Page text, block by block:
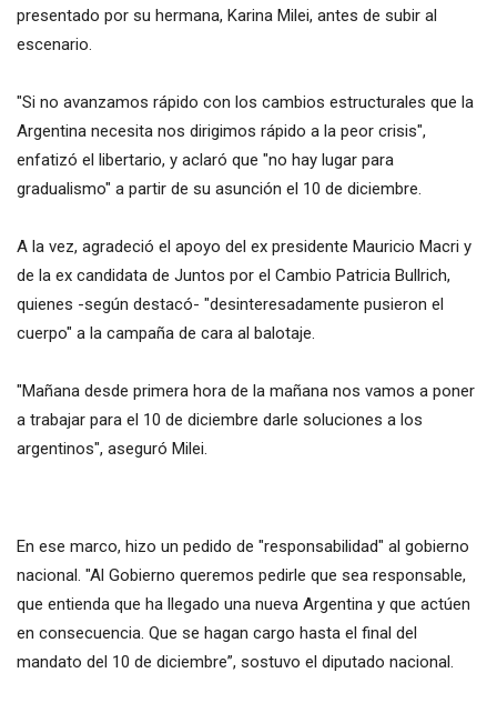
presentado por su hermana, Karina Milei, antes de subir al
escenario.
"Si no avanzamos rápido con los cambios estructurales que la
Argentina necesita nos dirigimos rápido a la peor crisis",
enfatizó el libertario, y aclaró que "no hay lugar para
gradualismo" a partir de su asunción el 10 de diciembre.
A la vez, agradeció el apoyo del ex presidente Mauricio Macri y
de la ex candidata de Juntos por el Cambio Patricia Bullrich,
quienes -según destacó- "desinteresadamente pusieron el
cuerpo" a la campaña de cara al balotaje.
"Mañana desde primera hora de la mañana nos vamos a poner
a trabajar para el 10 de diciembre darle soluciones a los
argentinos", aseguró Milei.
En ese marco, hizo un pedido de "responsabilidad" al gobierno
nacional. "Al Gobierno queremos pedirle que sea responsable,
que entienda que ha llegado una nueva Argentina y que actúen
en consecuencia. Que se hagan cargo hasta el final del
mandato del 10 de diciembre”, sostuvo el diputado nacional.